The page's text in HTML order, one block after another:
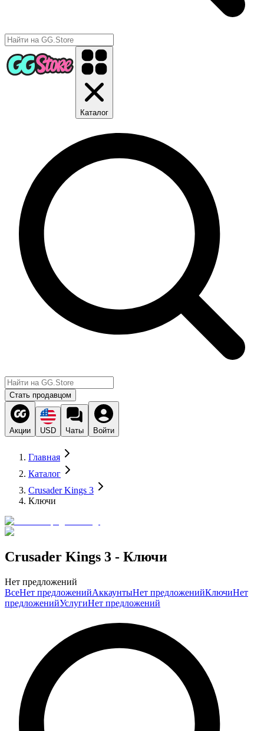
Каталог
Стать продавцом
Акции USD Чаты Войти
Главная
Каталог
Crusader Kings 3
Ключи
Crusader Kings 3 - Ключи
Нет предложений
ВсеНет предложенийАккаунтыНет предложенийКлючиНет
предложенийУслугиНет предложений